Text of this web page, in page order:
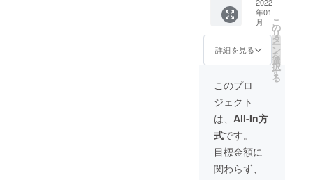
備考欄
にご記
入くだ
さい
（メッ
セージ
方法
手紙、
メー
ル、電
話）
年01
月
詳細を見る
こ
の
リ
タ
ー
ン
を
選
択
す
る
このプロ
ジェクト
は、 All-In方
式です。
目標金額に
関わらず、